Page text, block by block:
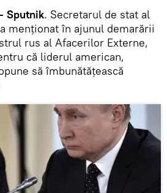
Sputnik. Secretarul de stat al
menționat în ajunul demarării
rus al Afacerilor Externe,
că liderul american,
să îmbunătățească